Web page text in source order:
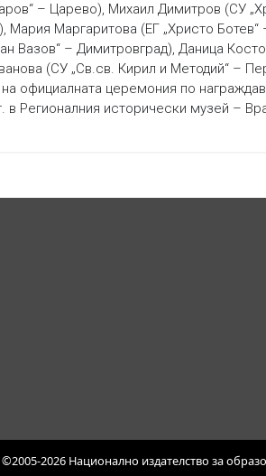
– Царево), Михаил Димитров (СУ
Маргаритова (ЕГ „Христо Ботев“
Вазов“ – Димитровград), Даница
(СУ „Св.св. Кирил и Методий“ –
официалната церемония по
в Регионалния исторически музей –
©2005-2026 Национално издателство за